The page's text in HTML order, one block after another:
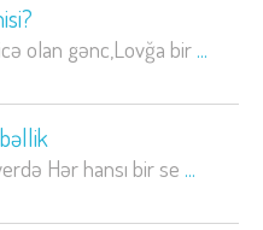
olan gənc,Lovğa bir ...
Hər hansı bir se ...